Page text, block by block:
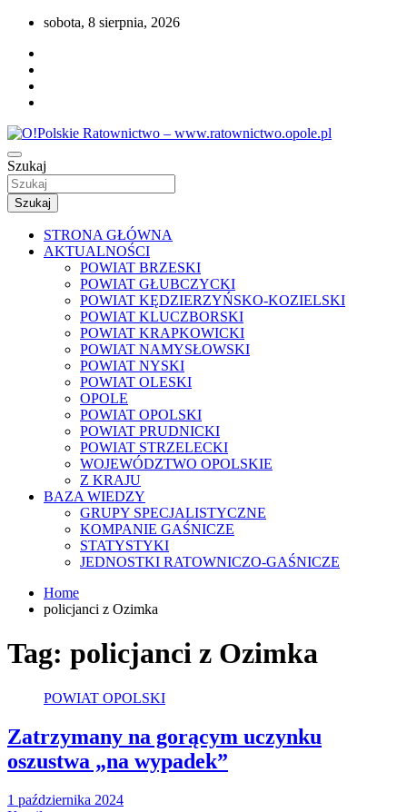
Przejdź
treści
sobota, 8 sierpnia, 2026
O!Polskie Ratownictwo –
www.ratownictwo.opole.pl
Portal opolskiego i polskiego ratownictwa.
Szukaj
Szukaj
STRONA GŁÓWNA
AKTUALNOŚCI
POWIAT BRZESKI
POWIAT GŁUBCZYCKI
POWIAT KĘDZIERZYŃSKO-KOZIELSKI
POWIAT KLUCZBORSKI
POWIAT KRAPKOWICKI
POWIAT NAMYSŁOWSKI
POWIAT NYSKI
POWIAT OLESKI
OPOLE
POWIAT OPOLSKI
POWIAT PRUDNICKI
POWIAT STRZELECKI
WOJEWÓDZTWO OPOLSKIE
Z KRAJU
BAZA WIEDZY
GRUPY SPECJALISTYCZNE
KOMPANIE GAŚNICZE
STATYSTYKI
JEDNOSTKI RATOWNICZO-GAŚNICZE
Home
policjanci z Ozimka
Tag: policjanci z Ozimka
POWIAT OPOLSKI
Zatrzymany na gorącym uczynku
oszustwa „na wypadek”
1 października 2024